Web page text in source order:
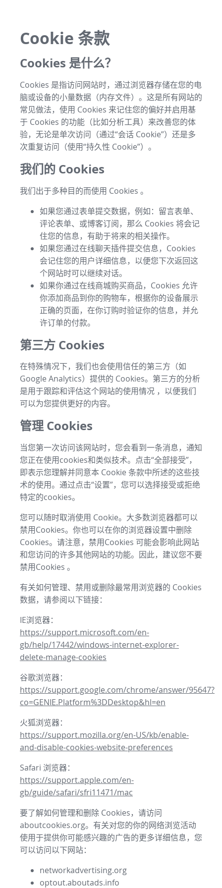
Cookie 条款
Cookies 是什么？
Cookies 是指访问网站时，通过浏览器存储在您的电
脑或设备的小量数据（内存文件）。这是所有网站的
常见做法，使用 Cookies 来记住您的偏好并启用基
于 Cookies 的功能（比如分析工具）来改善您的体
验，无论是单次访问（通过“会话 Cookie”）还是多
次重复访问（使用“持久性 Cookie”）。
我们的 Cookies
我们出于多种目的而使用 Cookies 。
如果您通过表单提交数据，例如：留言表单、
评论表单、或博客订阅，那么 Cookies 将会记
住您的信息，有助于将来的相关操作。
如果您通过在线聊天插件提交信息，Cookies
会记住您的用户详细信息，以便您下次返回这
个网站时可以继续对话。
如果你通过在线商城购买商品，Cookies 允许
你添加商品到你的购物车，根据你的设备展示
正确的页面，在你订购时验证你的信息，并允
许订单的付款。
第三方 Cookies
在特殊情况下，我们也会使用信任的第三方（如
Google Analytics）提供的 Cookies。第三方的分析
是用于跟踪和评估这个网站的使用情况 ，以便我们
可以为您提供更好的内容。
管理 Cookies
当您第一次访问该网站时，您会看到一条消息，通知
您正在使用cookies和类似技术。点击“全部接受”，
即表示您理解并同意本 Cookie 条款中所述的这些技
术的使用。通过点击“设置”，您可以选择接受或拒绝
特定的cookies。
您可以随时取消使用 Cookie。大多数浏览器都可以
禁用Cookies。你也可以在你的浏览器设置中删除
Cookies。请注意，禁用Cookies 可能会影响此网站
和您访问的许多其他网站的功能。因此，建议您不要
禁用Cookies 。
有关如何管理、禁用或删除最常用浏览器的 Cookies
数据，请参阅以下链接：
IE浏览器：
https://support.microsoft.com/en-
gb/help/17442/windows-internet-explorer-
delete-manage-cookies
谷歌浏览器：
https://support.google.com/chrome/answer/95647?
co=GENIE.Platform%3DDesktop&hl=en
火狐浏览器：
https://support.mozilla.org/en-US/kb/enable-
and-disable-cookies-website-preferences
Safari 浏览器：
https://support.apple.com/en-
gb/guide/safari/sfri11471/mac
要了解如何管理和删除 Cookies，请访问
aboutcookies.org。有关对您的你的网络浏览活动
使用于提供你可能感兴趣的广告的更多详细信息，您
可以访问以下网站：
networkadvertising.org
optout.aboutads.info